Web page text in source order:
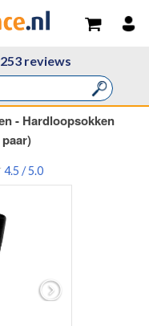
reviews
- Hardloopsokken
4.5 / 5.0